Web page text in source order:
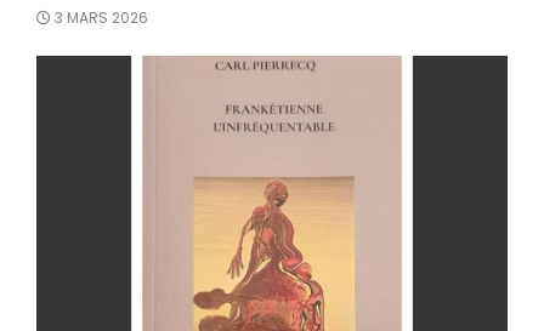
3 MARS 2026